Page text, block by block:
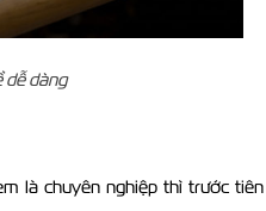
dễ dàng
là chuyên nghiệp thì trước tiên